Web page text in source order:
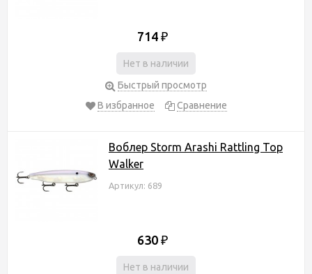
714 ₽
Нет в наличии
Быстрый просмотр
В избранное
Сравнение
Воблер Storm Arashi Rattling Top
Walker
Артикул: 689
630 ₽
Нет в наличии